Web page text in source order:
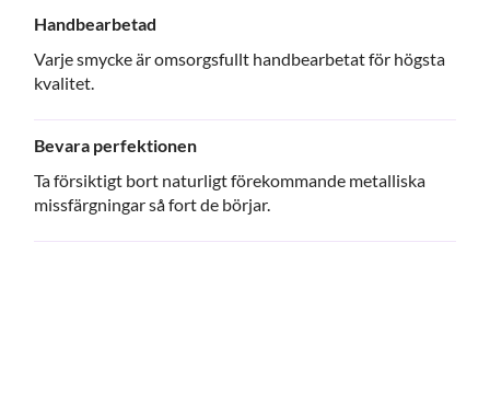
Handbearbetad
Varje smycke är omsorgsfullt handbearbetat för högsta
kvalitet.
Bevara perfektionen
Ta försiktigt bort naturligt förekommande metalliska
missfärgningar så fort de börjar.